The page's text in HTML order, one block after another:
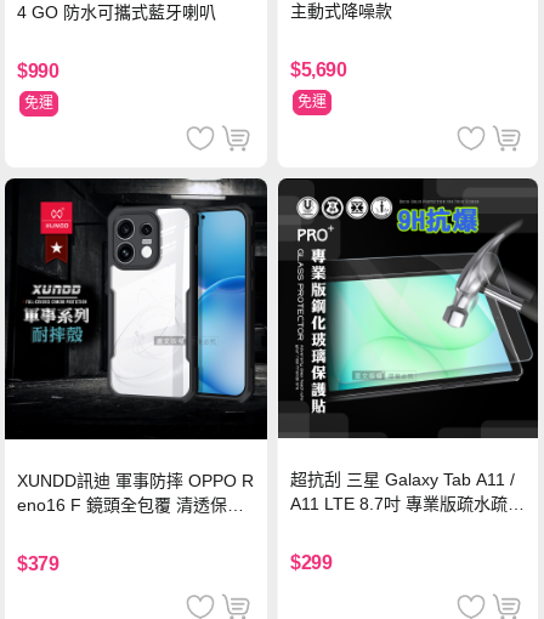
4 GO 防水可攜式藍牙喇叭
$990
免運
主動式降噪款
$5,690
免運
XUNDD訊迪 軍事防摔 OPPO R
eno16 F 鏡頭全包覆 清透保護
$379
超抗刮 三星 Galaxy Tab A11 /
A11 LTE 8.7吋 專業版疏水疏油
$299